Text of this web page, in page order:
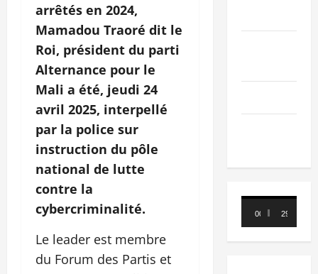
arrêtés en 2024,
Mamadou Traoré dit le
Roi, président du parti
Alternance pour le
Mali a été, jeudi 24
avril 2025, interpellé
par la police sur
instruction du pôle
national de lutte
contre la
cybercriminalité.
Le leader est membre
du Forum des Partis et
Lecteur
vidéo
00:00 29:21